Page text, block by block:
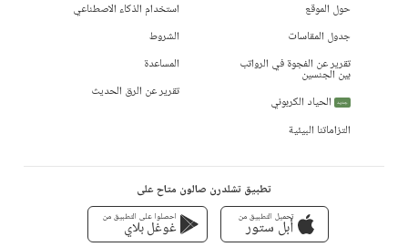
حول الموقع
جدول المقاسات
تقرير عن الفجوة في الرواتب
بين الجنسين
جديد
الحياد الكربوني
التزاماتنا البيئية
استخدام الذكاء الاصطناعي
الشروط
المساعدة
تقرير عن الرق الحديث
تطبيق تشلدرن صالون متاح على
تحميل التطبيق من
أبل ستور
احصلوا على التطبيق من
غوغل بلاي